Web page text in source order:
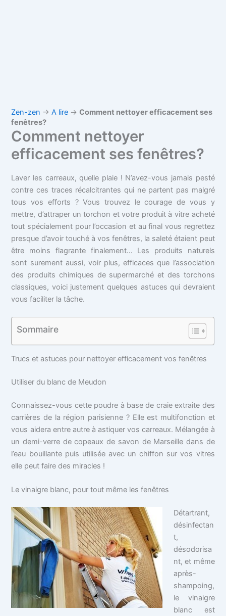
Zen-zen →A lire →Comment nettoyer efficacement ses
fenêtres?
Comment nettoyer
efficacement ses fenêtres?
Laver les carreaux, quelle plaie ! N’avez-vous jamais pesté
contre ces traces récalcitrantes qui ne partent pas malgré
tous vos efforts ? Vous trouvez le courage de vous y
mettre, d’attraper un torchon et votre produit à vitre acheté
tout spécialement pour l’occasion et au final vous regrettez
presque d’avoir touché à vos fenêtres, la saleté étaient peut
être moins flagrante finalement… Les produits naturels
sont surement aussi, voir plus, efficaces que l’association
des produits chimiques de supermarché et des torchons
classiques, voici justement quelques astuces qui devraient
vous faciliter la tâche.
Sommaire
Trucs et astuces pour nettoyer efficacement vos fenêtres
Utiliser du blanc de Meudon
Connaissez-vous cette poudre à base de craie extraite des
carrières de la région parisienne ? Elle est multifonction et
vous aidera entre autre à astiquer vos carreaux. Mélangée à
un demi-verre de copeaux de savon de Marseille dans de
l’eau bouillante puis utilisée avec un chiffon sur vos vitres
elle peut faire des miracles !
Le vinaigre blanc, pour tout même les fenêtres
Détartrant,
désinfectan
t,
désodorisa
nt, et même
après-
shampoing,
le vinaigre
blanc est